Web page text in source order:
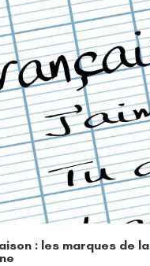
: les marques de la